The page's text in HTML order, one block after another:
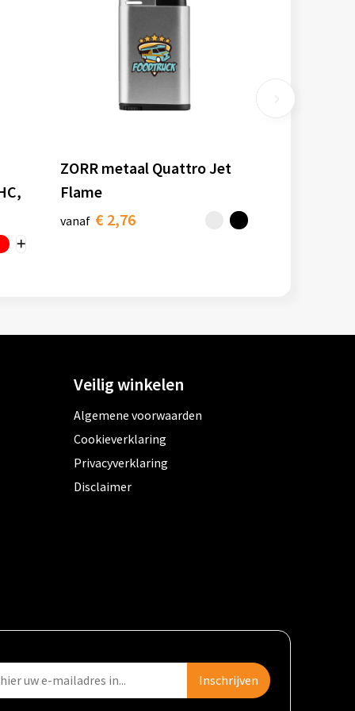
ZORR metaal Quattro Jet
Flame
vanaf € 2,76
Veilig winkelen
Algemene voorwaarden
Cookieverklaring
Privacyverklaring
Disclaimer